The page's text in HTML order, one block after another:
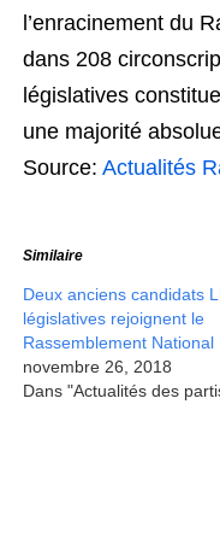
l’enracinement du
dans 208
législatives
une majorité
Source: Actualités
Similaire
Deux anciens candidats
législatives rejoignent le
Rassemblement National
novembre 26, 2018
Dans "Actualités des